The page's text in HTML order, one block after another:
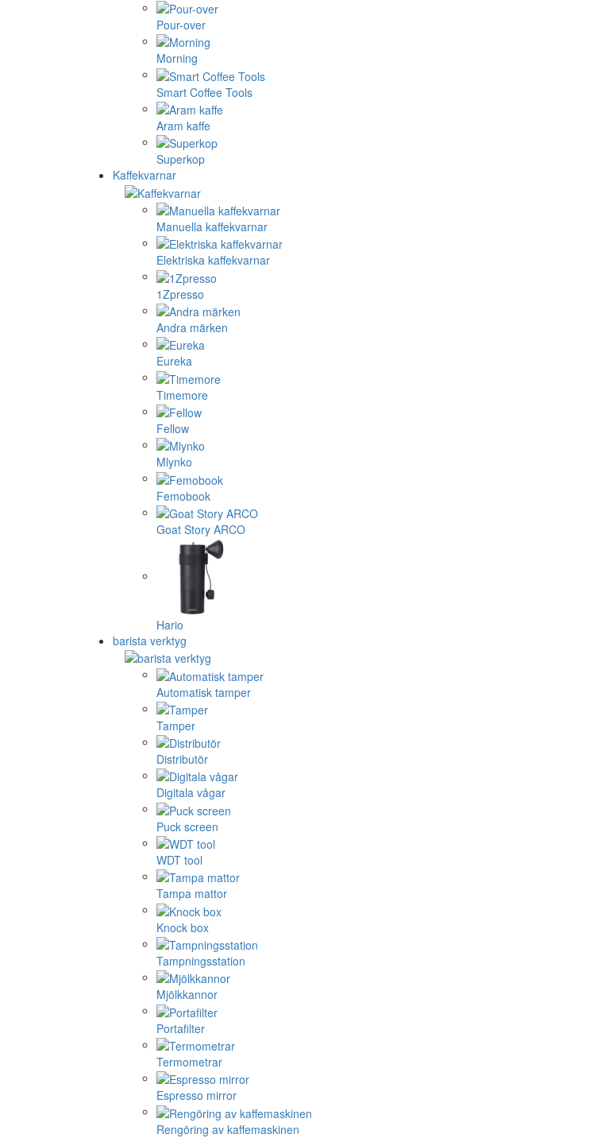
Pour-over
Morning
Smart Coffee Tools
Aram kaffe
Superkop
Kaffekvarnar
Manuella kaffekvarnar
Elektriska kaffekvarnar
1Zpresso
Andra märken
Eureka
Timemore
Fellow
Mlynko
Femobook
Goat Story ARCO
Hario
barista verktyg
Automatisk tamper
Tamper
Distributör
Digitala vågar
Puck screen
WDT tool
Tampa mattor
Knock box
Tampningsstation
Mjölkkannor
Portafilter
Termometrar
Espresso mirror
Rengöring av kaffemaskinen